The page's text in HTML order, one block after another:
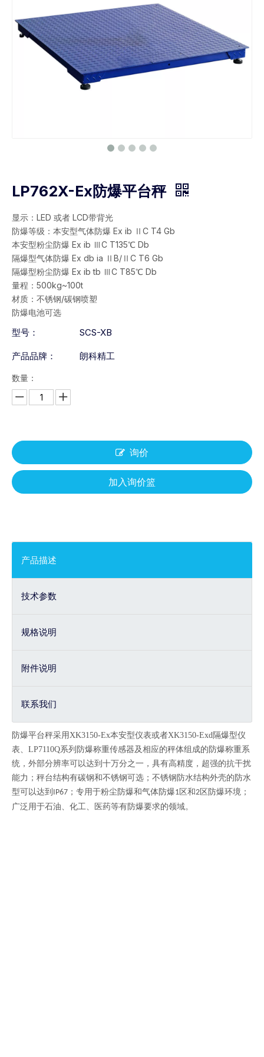
LP762X-Ex防爆平台秤
显示：LED 或者 LCD带背光
防爆等级：本安型气体防爆 Ex ib ⅡC T4 Gb
本安型粉尘防爆 Ex ib ⅢC T135℃ Db
隔爆型气体防爆 Ex db ia ⅡB/ⅡC T6 Gb
隔爆型粉尘防爆 Ex ib tb ⅢC T85℃ Db
量程：500kg~100t
材质：不锈钢/碳钢喷塑
防爆电池可选
型号： SCS-XB
产品品牌： 朗科精工
数量：
询价
加入询价篮
产品描述
技术参数
规格说明
附件说明
联系我们
防爆平台秤采用XK3150-Ex本安型仪表或者XK3150-Exd隔爆型仪
表、LP7110Q系列防爆称重传感器及相应的秤体组成的防爆称重系
统， 外部分辨率可以达到十万分之一，具有高精度，超强的抗干扰
能力；秤台结构有碳钢和不锈钢可选；不锈钢防水结构外壳的防水
型可以达到 IP67 ；专用于粉尘防爆和气体防爆1区和2 区防爆环境；
广泛用于石油、化工、医药等有防爆要求的领域。